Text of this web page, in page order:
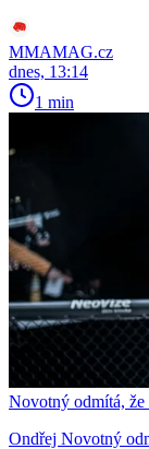
MMAMAG.cz
dnes, 13:14
1 min
Novotný odmítá, že
Ondřej Novotný